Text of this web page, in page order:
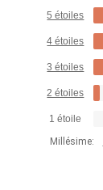
5 étoiles
4 étoiles
3 étoiles
2 étoiles
1 étoile
Millésime: